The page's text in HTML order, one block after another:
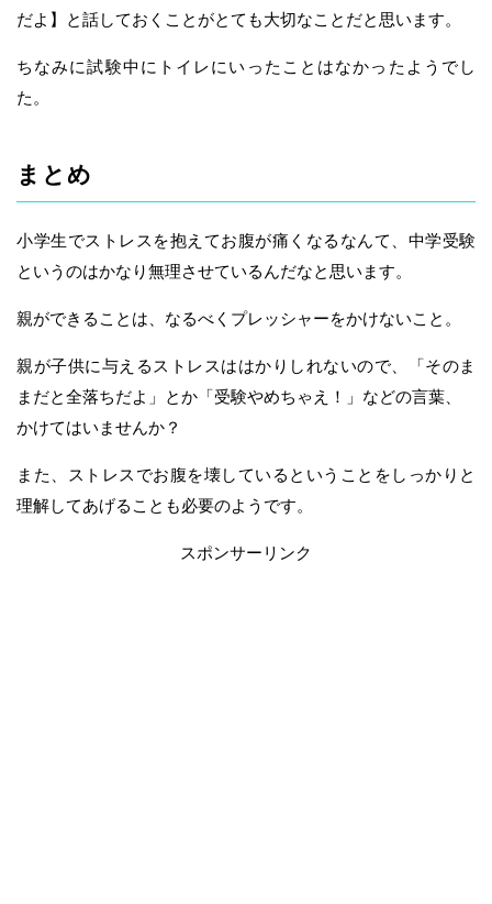
だよ】と話しておくことがとても大切なことだと思います。
ちなみに試験中にトイレにいったことはなかったようでし
た。
まとめ
小学生でストレスを抱えてお腹が痛くなるなんて、中学受験
というのはかなり無理させているんだなと思います。
親ができることは、なるべくプレッシャーをかけないこと。
親が子供に与えるストレスははかりしれないので、「そのま
まだと全落ちだよ」とか「受験やめちゃえ！」などの言葉、
かけてはいませんか？
また、ストレスでお腹を壊しているということをしっかりと
理解してあげることも必要のようです。
スポンサーリンク